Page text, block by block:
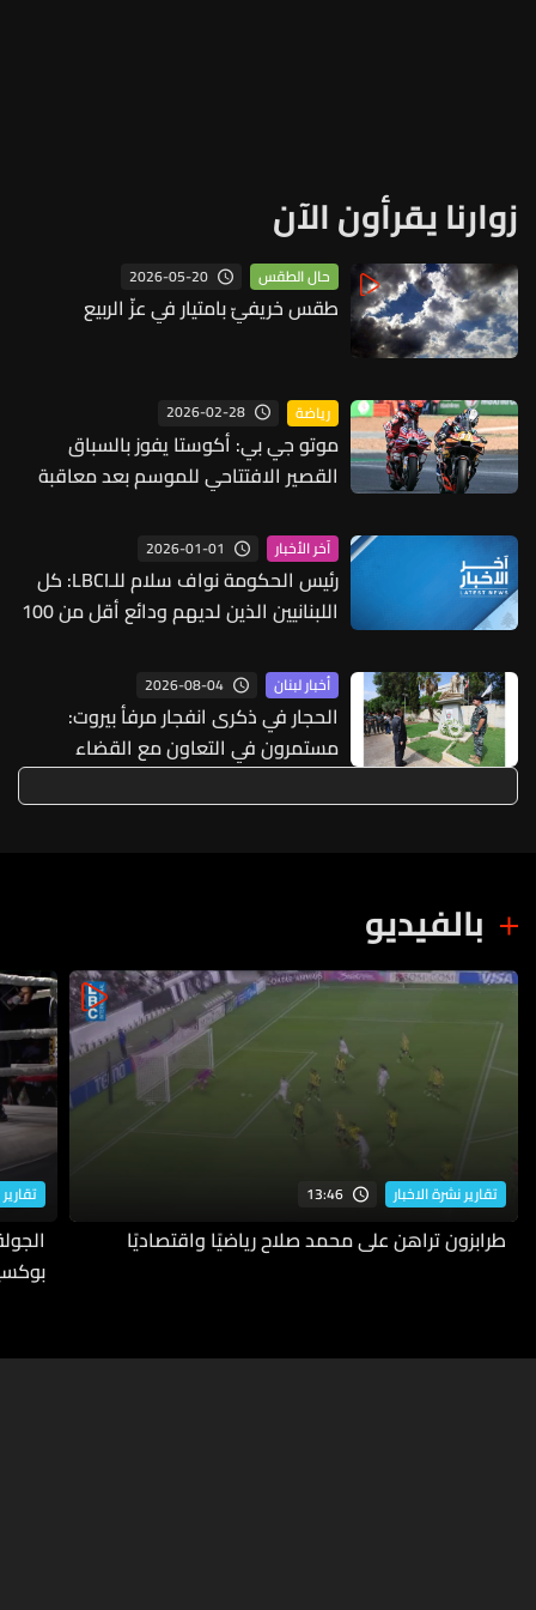
زوارنا يقرأون الآن
حال الطقس 2026-05-20
طقس خريفيّ بامتيار في عزّ الربيع
رياضة 2026-02-28
موتو جي بي: أكوستا يفوز بالسباق
القصير الافتتاحي للموسم بعد معاقبة
آخر الأخبار 2026-01-01
رئيس الحكومة نواف سلام للـLBCI: كل
اللبنانيين الذين لديهم ودائع أقل من 100
مدة أقصاها أربع سنوات أما الذين
لديهم أكثر من 100 ألف دولار
فسيُمنحون سنداً يثبت حقهم مدعوم
بأصول مصرفية
أخبار لبنان 2026-08-04
الحجار في ذكرى انفجار مرفأ بيروت:
مستمرون في التعاون مع القضاء
لكشف الحقيقة وتحقيق العدالة
بالفيديو
تقارير نشرة الاخبار 13:46
طرابزون تراهن على محمد صلاح رياضيًا واقتصاديًا